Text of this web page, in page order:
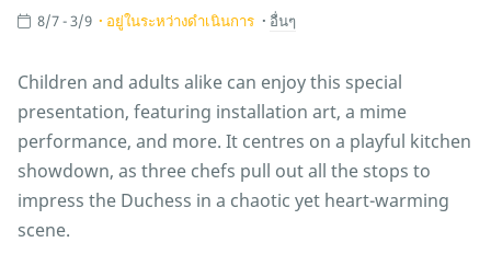
8/7 - 3/9 อยู่ในระหว่างดำเนินการ อื่นๆ
Children and adults alike can enjoy this special
presentation, featuring installation art, a mime
performance, and more. It centres on a playful kitchen
showdown, as three chefs pull out all the stops to
impress the Duchess in a chaotic yet heart-warming
scene.